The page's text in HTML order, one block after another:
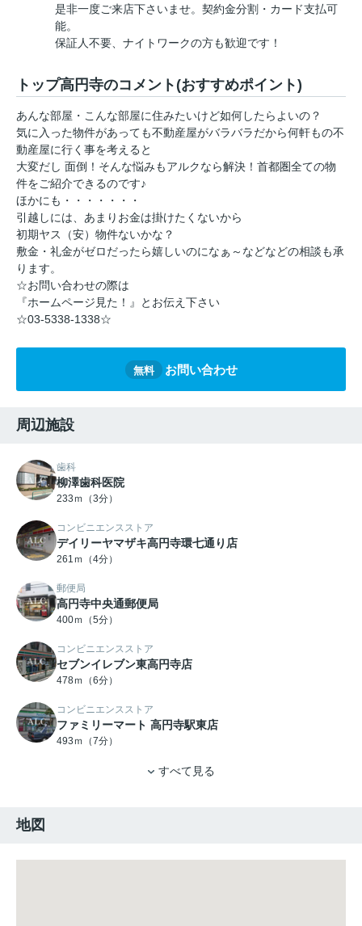
是非一度ご来店下さいませ。契約金分割・カード支払可
能。
保証人不要、ナイトワークの方も歓迎です！
トップ高円寺のコメント(おすすめポイント)
あんな部屋・こんな部屋に住みたいけど如何したらよいの？
気に入った物件があっても不動産屋がバラバラだから何軒もの不
動産屋に行く事を考えると
大変だし 面倒！そんな悩みもアルクなら解決！首都圏全ての物
件をご紹介できるのです♪
ほかにも・・・・・・・
引越しには、あまりお金は掛けたくないから
初期ヤス（安）物件ないかな？
敷金・礼金がゼロだったら嬉しいのになぁ～などなどの相談も承
ります。
☆お問い合わせの際は
『ホームページ見た！』とお伝え下さい
☆03-5338-1338☆
無料 お問い合わせ
周辺施設
歯科
柳澤歯科医院
233ｍ（3分）
コンビニエンスストア
デイリーヤマザキ高円寺環七通り店
261ｍ（4分）
郵便局
高円寺中央通郵便局
400ｍ（5分）
コンビニエンスストア
セブンイレブン東高円寺店
478ｍ（6分）
コンビニエンスストア
ファミリーマート 高円寺駅東店
493ｍ（7分）
すべて見る
地図